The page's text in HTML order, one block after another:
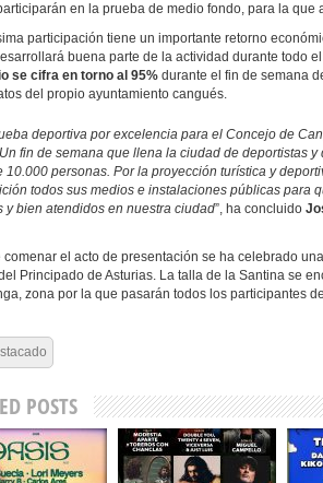
en la prueba de medio fondo, para la
participación tiene un importante retorno
buena parte de la actividad durante todo
se cifra en torno al 95% durante el fin de semana
del propio ayuntamiento cangués.
deportiva por excelencia para el Concejo de
fin de semana que llena la ciudad de deportistas
10.000 personas. Por la proyección turística y
todos sus medios e instalaciones públicas para
y bien atendidos en nuestra ciudad”, ha concluido
comenar el acto de presentación se ha celebrado
Principado de Asturias. La talla de la Santina se
zona por la que pasarán todos los participantes
POSTS